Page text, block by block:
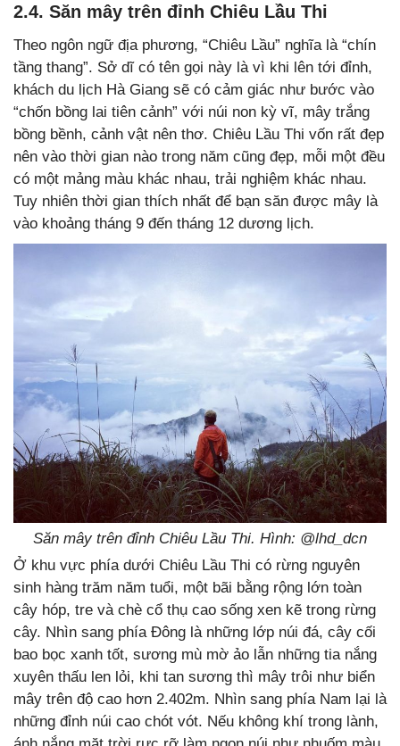
2.4. Săn mây trên đỉnh Chiêu Lầu Thi
Theo ngôn ngữ địa phương, “Chiêu Lầu” nghĩa là “chín
tầng thang”. Sở dĩ có tên gọi này là vì khi lên tới đỉnh,
khách du lịch Hà Giang sẽ có cảm giác như bước vào
“chốn bồng lai tiên cảnh” với núi non kỳ vĩ, mây trắng
bồng bềnh, cảnh vật nên thơ. Chiêu Lầu Thi vốn rất đẹp
nên vào thời gian nào trong năm cũng đẹp, mỗi một đều
có một mảng màu khác nhau, trải nghiệm khác nhau.
Tuy nhiên thời gian thích nhất để bạn săn được mây là
vào khoảng tháng 9 đến tháng 12 dương lịch.
Săn mây trên đỉnh Chiêu Lầu Thi. Hình: @lhd_dcn
Ở khu vực phía dưới Chiêu Lầu Thi có rừng nguyên
sinh hàng trăm năm tuổi, một bãi bằng rộng lớn toàn
cây hóp, tre và chè cổ thụ cao sống xen kẽ trong rừng
cây. Nhìn sang phía Đông là những lớp núi đá, cây cối
bao bọc xanh tốt, sương mù mờ ảo lẫn những tia nắng
xuyên thấu len lỏi, khi tan sương thì mây trôi như biển
mây trên độ cao hơn 2.402m. Nhìn sang phía Nam lại là
những đỉnh núi cao chót vót. Nếu không khí trong lành,